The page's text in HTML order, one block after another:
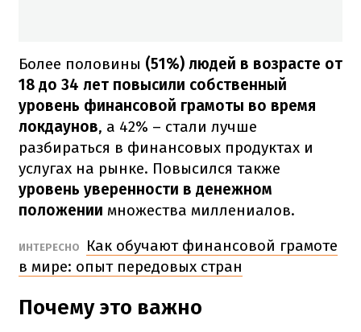
Более половины (51%) людей в возрасте от
18 до 34 лет повысили собственный
уровень финансовой грамоты во время
локдаунов, а 42% – стали лучше
разбираться в финансовых продуктах и
услугах на рынке. Повысился также
уровень уверенности в денежном
положении множества миллениалов.
ИНТЕРЕСНО
Как обучают финансовой грамоте
в мире: опыт передовых стран
Почему это важно